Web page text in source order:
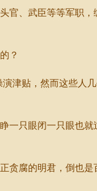
、武臣等等军职，
？
贴，然而这些人
只眼闭一只眼也就
腐的明君，倒也是